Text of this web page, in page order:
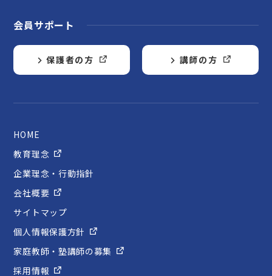
会員サポート
保護者の方 講師の方
HOME
教育理念
企業理念・行動指針
会社概要
サイトマップ
個人情報保護方針
家庭教師・塾講師の募集
採用情報